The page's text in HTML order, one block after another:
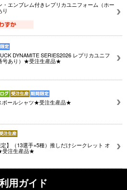
・エンブレム付きレプリカユニフォーム（ホー
り
DYNAMITE SERIES2026 レプリカユニフ
号あり）★受注生産品★
ボールシャツ★受注生産品★
定】（13選手×5種）推しだけシークレット オ
受注生産品★
用ガイド